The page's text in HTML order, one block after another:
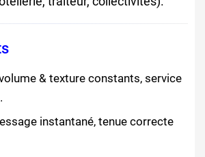
& texture constants, service
instantané, tenue correcte